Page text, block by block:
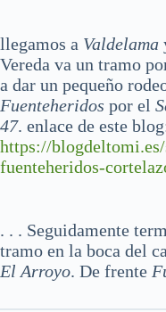
llegamos a Valdelama
Vereda va un tramo
a dar un pequeño
Fuenteheridos por el
47. enlace de este
https://
fuenteheridos-
. . . Seguidamente
tramo en la boca del
El Arroyo. De frente